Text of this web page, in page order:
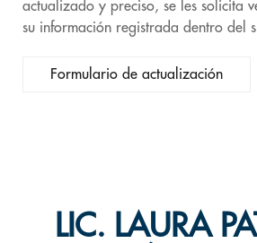
actualizado y preciso, se les solicita
su información registrada dentro del
Formulario de actualización
LIC. LAURA